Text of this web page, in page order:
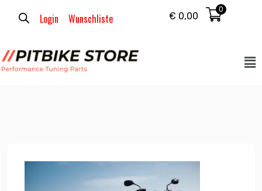
Login Wunschliste € 0,00
0